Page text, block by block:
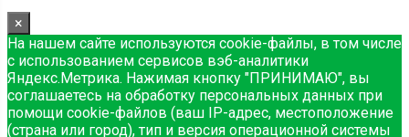
×
На нашем сайте используются cookie-файлы, в том числе
с использованием сервисов вэб-аналитики
Яндекс.Метрика. Нажимая кнопку "ПРИНИМАЮ", вы
соглашаетесь на обработку персональных данных при
помощи cookie-файлов (ваш IP-адрес, местоположение
(страна или город), тип и версия операционной системы